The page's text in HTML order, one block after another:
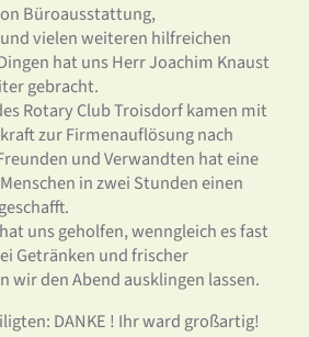
Büroausstattung,
vielen weiteren hilfreichen
hat uns Herr Joachim Knaust
gebracht.
Rotary Club Troisdorf kamen mit
zur Firmenauflösung nach
und Verwandten hat eine
in zwei Stunden einen
uns geholfen, wenngleich es fast
Getränken und frischer
wir den Abend ausklingen lassen.
DANKE ! Ihr ward großartig!